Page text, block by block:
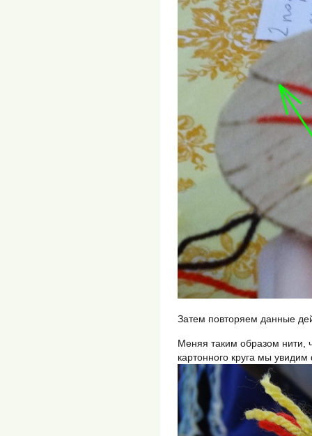
Затем повторяем данные
Меняя таким образом нити,
картонного круга мы